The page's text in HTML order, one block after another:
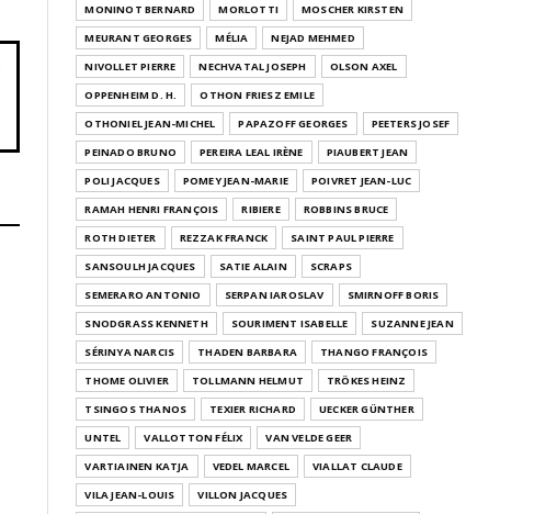
MONINOT BERNARD
MORLOTTI
MOSCHER KIRSTEN
MEURANT GEORGES
MÉLIA
NEJAD MEHMED
NIVOLLET PIERRE
NECHVATAL JOSEPH
OLSON AXEL
OPPENHEIM D. H.
OTHON FRIESZ EMILE
OTHONIEL JEAN-MICHEL
PAPAZOFF GEORGES
PEETERS JOSEF
PEINADO BRUNO
PEREIRA LEAL IRÈNE
PIAUBERT JEAN
POLI JACQUES
POMEY JEAN-MARIE
POIVRET JEAN-LUC
RAMAH HENRI FRANÇOIS
RIBIERE
ROBBINS BRUCE
ROTH DIETER
REZZAK FRANCK
SAINT PAUL PIERRE
SANSOULH JACQUES
SATIE ALAIN
SCRAPS
SEMERARO ANTONIO
SERPAN IAROSLAV
SMIRNOFF BORIS
SNODGRASS KENNETH
SOURIMENT ISABELLE
SUZANNE JEAN
SÉRINYA NARCIS
THADEN BARBARA
THANGO FRANÇOIS
THOME OLIVIER
TOLLMANN HELMUT
TRÖKES HEINZ
TSINGOS THANOS
TEXIER RICHARD
UECKER GÜNTHER
UNTEL
VALLOTTON FÉLIX
VAN VELDE GEER
VARTIAINEN KATJA
VEDEL MARCEL
VIALLAT CLAUDE
VILA JEAN-LOUIS
VILLON JACQUES